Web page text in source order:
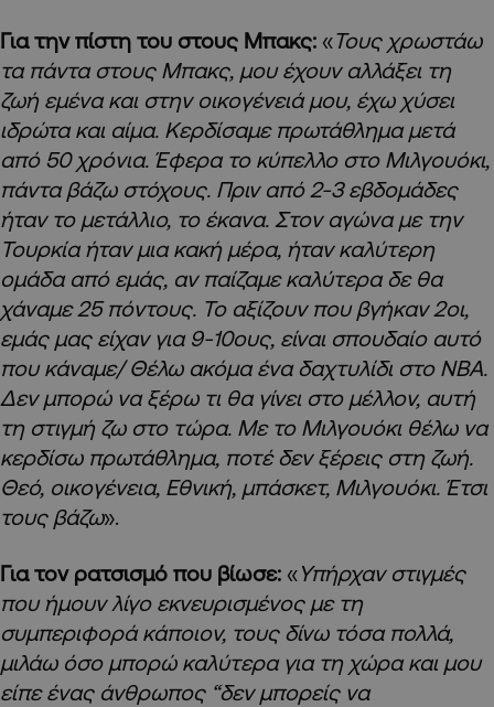
Για την πίστη του στους Μπακς: «Τους χρωστάω
τα πάντα στους Μπακς, μου έχουν αλλάξει τη
ζωή εμένα και στην οικογένειά μου, έχω χύσει
ιδρώτα και αίμα. Κερδίσαμε πρωτάθλημα μετά
από 50 χρόνια. Έφερα το κύπελλο στο Μιλγουόκι,
πάντα βάζω στόχους. Πριν από 2-3 εβδομάδες
ήταν το μετάλλιο, το έκανα. Στον αγώνα με την
Τουρκία ήταν μια κακή μέρα, ήταν καλύτερη
ομάδα από εμάς, αν παίζαμε καλύτερα δε θα
χάναμε 25 πόντους. Το αξίζουν που βγήκαν 2οι,
εμάς μας είχαν για 9-10ους, είναι σπουδαίο αυτό
που κάναμε/ Θέλω ακόμα ένα δαχτυλίδι στο NBA.
Δεν μπορώ να ξέρω τι θα γίνει στο μέλλον, αυτή
τη στιγμή ζω στο τώρα. Με το Μιλγουόκι θέλω να
κερδίσω πρωτάθλημα, ποτέ δεν ξέρεις στη ζωή.
Θεό, οικογένεια, Εθνική, μπάσκετ, Μιλγουόκι. Έτσι
τους βάζω».
Για τον ρατσισμό που βίωσε: «Υπήρχαν στιγμές
που ήμουν λίγο εκνευρισμένος με τη
συμπεριφορά κάποιον, τους δίνω τόσα πολλά,
μιλάω όσο μπορώ καλύτερα για τη χώρα και μου
είπε ένας άνθρωπος “δεν μπορείς να